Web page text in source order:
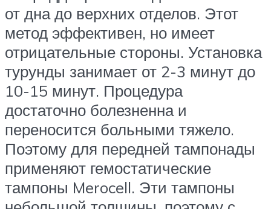
от дна до верхних отделов. Этот
метод эффективен, но имеет
отрицательные стороны. Установка
турунды занимает от 2-3 минут до
10-15 минут. Процедура
достаточно болезненна и
переносится больными тяжело.
Поэтому для передней тампонады
применяют гемостатические
тампоны Merocell. Эти тампоны